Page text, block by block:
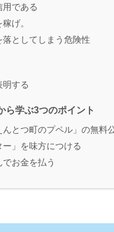
である
げ。
としてしまう危険性
明する
ら学ぶ3つのポイント
とつ町のプペル」の無料
ー」を味方につける
お金を払う